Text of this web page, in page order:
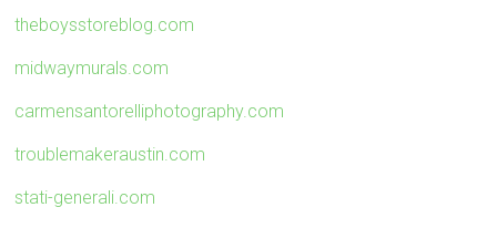
theboysstoreblog.com
midwaymurals.com
carmensantorelliphotography.com
troublemakeraustin.com
stati-generali.com